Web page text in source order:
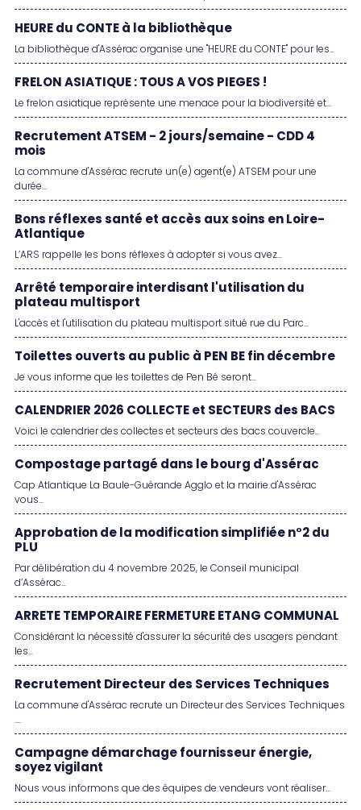
HEURE du CONTE à la bibliothèque
La bibliothèque d'Assérac organise une "HEURE du CONTE" pour les...
FRELON ASIATIQUE : TOUS A VOS PIEGES !
Le frelon asiatique représente une menace pour la biodiversité et...
Recrutement ATSEM - 2 jours/semaine - CDD 4
mois
La commune d'Assérac recrute un(e) agent(e) ATSEM pour une
durée...
Bons réflexes santé et accès aux soins en Loire-
Atlantique
L’ARS rappelle les bons réflexes à adopter si vous avez...
Arrêté temporaire interdisant l'utilisation du
plateau multisport
L'accès et l'utilisation du plateau multisport situé rue du Parc...
Toilettes ouverts au public à PEN BE fin décembre
Je vous informe que les toilettes de Pen Bé seront...
CALENDRIER 2026 COLLECTE et SECTEURS des BACS
Voici le calendrier des collectes et secteurs des bacs couvercle...
Compostage partagé dans le bourg d'Assérac
Cap Atlantique La Baule-Guérande Agglo et la mairie d'Assérac
vous...
Approbation de la modification simplifiée n°2 du
PLU
Par délibération du 4 novembre 2025, le Conseil municipal
d’Assérac...
ARRETE TEMPORAIRE FERMETURE ETANG COMMUNAL
Considérant la nécessité d'assurer la sécurité des usagers pendant
les...
Recrutement Directeur des Services Techniques
La commune d'Assérac recrute un Directeur des Services Techniques
....
Campagne démarchage fournisseur énergie,
soyez vigilant
Nous vous informons que des équipes de vendeurs vont réaliser...